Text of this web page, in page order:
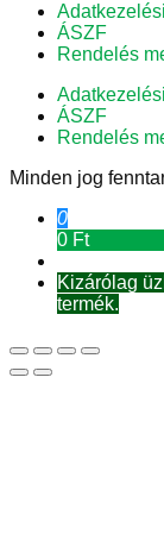
ÁSZF
Rendelés
ÁSZF
Rendelés
Minden jog
0
0 Ft
Kizárólag
termék.